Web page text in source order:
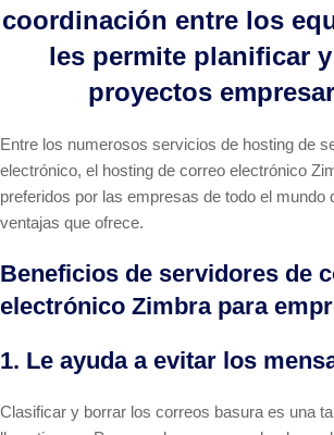
coordinación entre los
les permite planificar
proyectos
Entre los numerosos servicios de hosting de
electrónico, el hosting de correo electrónico
preferidos por las empresas de todo el mundo
ventajas que ofrece.
Beneficios de servidores de
electrónico Zimbra para
1. Le ayuda a evitar los
Clasificar y borrar los correos basura es una